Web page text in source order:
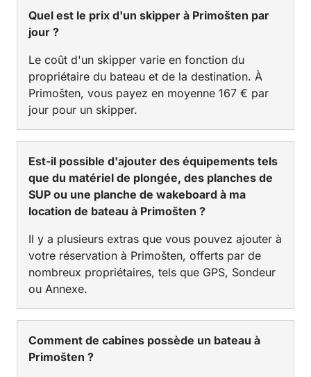
Quel est le prix d'un skipper à Primošten par
jour ?
Le coût d'un skipper varie en fonction du
propriétaire du bateau et de la destination. À
Primošten, vous payez en moyenne 167 € par
jour pour un skipper.
Est-il possible d'ajouter des équipements tels
que du matériel de plongée, des planches de
SUP ou une planche de wakeboard à ma
location de bateau à Primošten ?
Il y a plusieurs extras que vous pouvez ajouter à
votre réservation à Primošten, offerts par de
nombreux propriétaires, tels que GPS, Sondeur
ou Annexe.
Comment de cabines possède un bateau à
Primošten ?